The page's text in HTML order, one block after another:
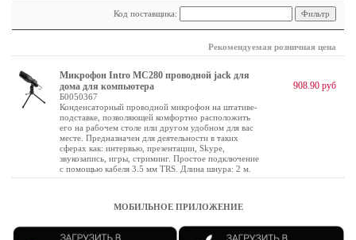
Код поставщика:
Рекомендуемая розничная цена
Микрофон Intro MC280 проводной jack для
дома для компьютера
Б0050367
Конденсаторный проводной микрофон на штативе-
подставке, позволяющей комфортно расположить
его на рабочем столе или другом удобном для вас
месте. Предназначен для деятельности в таких
сферах как: интервью, презентации, Skype,
звукозапись, игры, стриминг. Простое подключение
с помощью кабеля 3.5 мм TRS. Длина шнура: 2 м.
908.90 руб
МОБИЛЬНОЕ ПРИЛОЖЕНИЕ